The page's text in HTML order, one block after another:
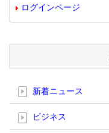
ログインページ
新着ニュース
ビジネス